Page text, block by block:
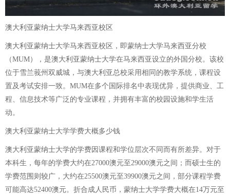
澳大利亚蒙纳士大学马来西亚校区
澳大利亚蒙纳士大学马来西亚校区，即蒙纳士大学马来西亚分校
（MUM），是澳大利亚蒙纳士大学在马来西亚设立的外国分校。该校
位于雪兰莪州双威城，与澳大利亚总校采用相同的教学系统，课程设
置及考试安排一致。MUM在多个国际排名中表现优异，提供商业、工
程、信息技术等广泛的专业课程，并拥有丰富的校园设施和学生活
动。
澳大利亚蒙纳士大学学费大概多少钱
澳大利亚蒙纳士大学的学费因课程和学位层次不同而有所差异。对于
本科生，每年的学费大约在27000澳元至29000澳元之间；而硕士生的
学费范围则较广，大约在25500澳元至39900澳元之间，部分课程学费
可能高达52400澳元。折合成人民币，蒙纳士大学学费大概在14万元至